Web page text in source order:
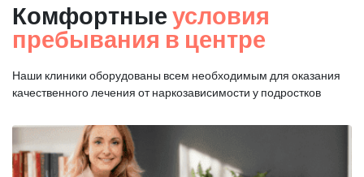
Комфортные условия
пребывания в центре
Наши клиники оборудованы всем необходимым для оказания
качественного лечения от наркозависимости у подростков